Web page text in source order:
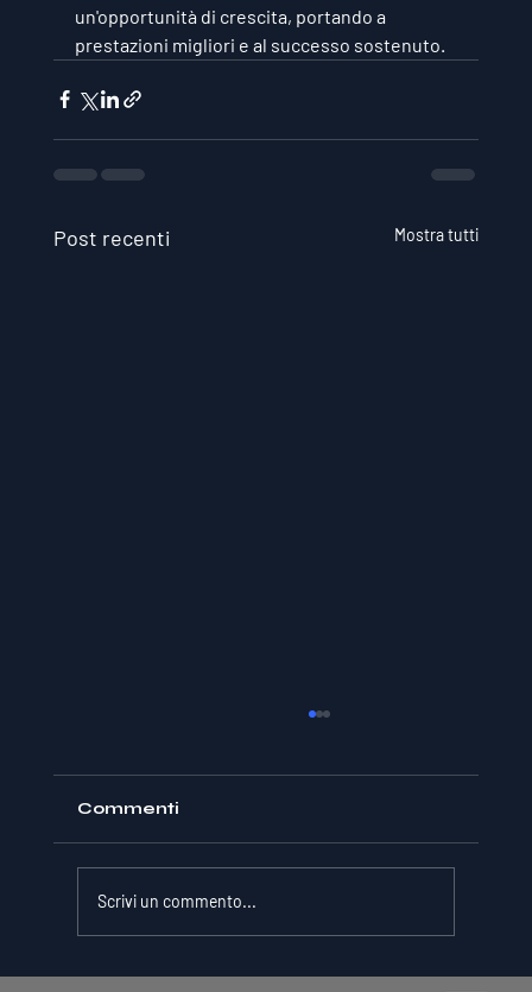
un'opportunità di crescita, portando a
prestazioni migliori e al successo sostenuto.
Post recenti Mostra tutti
Commenti
Scrivi un commento...